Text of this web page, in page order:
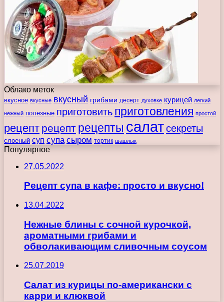
Облако меток
вкусное вкусные вкусный грибами десерт духовке курицей легкий
нежный полезные приготовить приготовления простой
рецепт рецепт рецепты салатсекреты
слоеный суп супа сыром тортик шашлык
Популярное
27.05.2022
Рецепт супа в кафе: просто и вкусно!
13.04.2022
Нежные блины с сочной курочкой,
ароматными грибами и
обволакивающим сливочным соусом
25.07.2019
Салат из курицы по-американски с
карри и клюквой